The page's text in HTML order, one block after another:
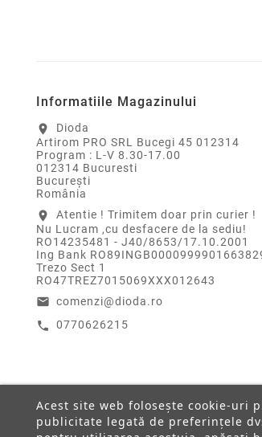
Informatiile Magazinului
location_on
Dioda
Artirom PRO SRL Bucegi 45 012314
Program : L-V 8.30-17.00
012314 Bucuresti
Bucureşti
România
location_on
Atentie ! Trimitem doar prin curier !
Nu Lucram ,cu desfacere de la sediu!
RO14235481 - J40/8653/17.10.2001
Ing Bank
Trezo Sect 1
RO47TREZ7015069XXX012643
email comenzi@dioda.ro
call 0770626215
Acest site web folosește cookie-
publicitate legată de preferințele